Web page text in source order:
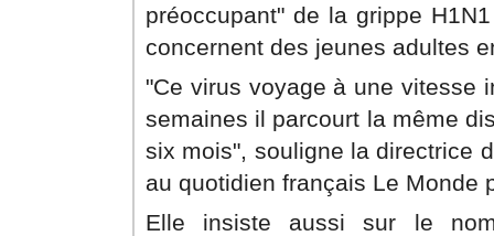
préoccupant" de la grippe
concernent des jeunes adultes
"Ce virus voyage à une vitesse
semaines il parcourt la même
six mois", souligne la directrice
au quotidien français Le Monde
Elle insiste aussi sur le